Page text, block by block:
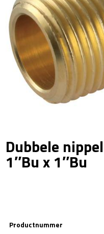
Dubbele
1″Bu x 1″Bu
Productnummer